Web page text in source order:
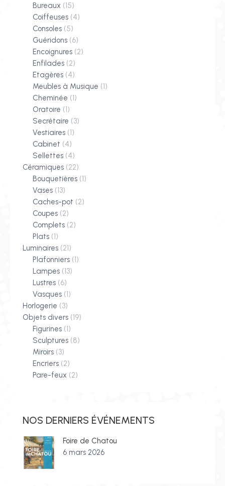
Bureaux (15)
Coiffeuses (4)
Consoles (5)
Guéridons (6)
Encoignures (2)
Enfilades (2)
Etagères (4)
Meubles à Musique (1)
Cheminée (1)
Oratoire (1)
Secrétaire (3)
Vestiaires (1)
Cabinet (4)
Sellettes (4)
Céramiques (22)
Bouquetières (1)
Vases (13)
Caches-pot (2)
Coupes (2)
Complets (2)
Plats (1)
Luminaires (21)
Plafonniers (1)
Lampes (13)
Lustres (6)
Vasques (1)
Horlogerie (3)
Objets divers (19)
Figurines (1)
Sculptures (8)
Miroirs (3)
Encriers (2)
Pare-feux (2)
NOS DERNIERS ÉVÉNEMENTS
Foire de Chatou
6 mars 2026